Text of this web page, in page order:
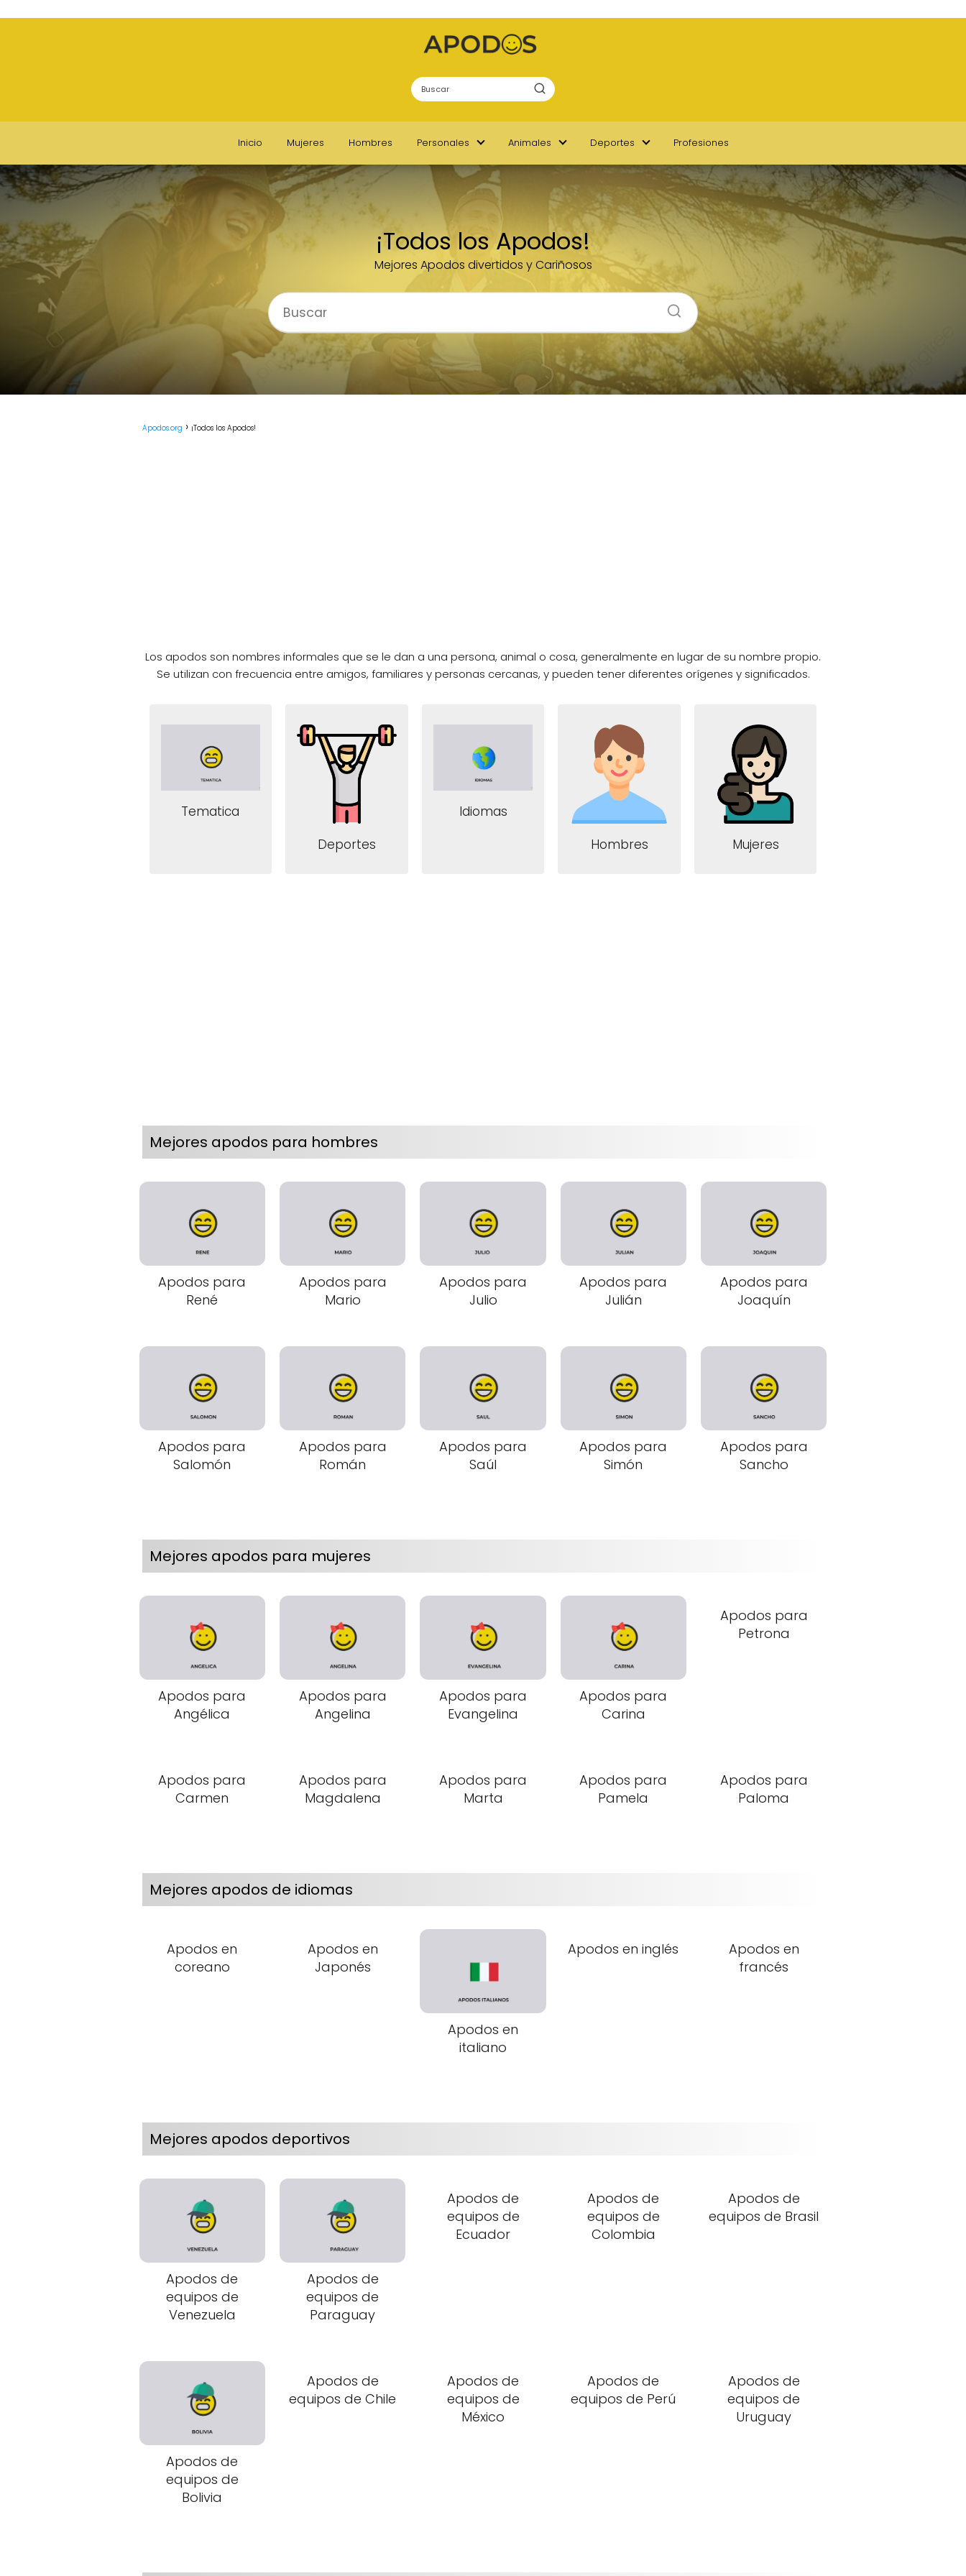
Inicio Mujeres Hombres Personales Animales Deportes Profesiones
¡Todos los Apodos!
Mejores Apodos divertidos y Cariñosos
Apodos.org ¡Todos los Apodos!
Los apodos son nombres informales que se le dan a una persona, animal o cosa, generalmente en lugar de su nombre propio.
Se utilizan con frecuencia entre amigos, familiares y personas cercanas, y pueden tener diferentes orígenes y significados.
Tematica
Deportes
Idiomas
Hombres
Mujeres
Mejores apodos para hombres
Apodos para
René
Apodos para
Mario
Apodos para
Julio
Apodos para
Julián
Apodos para
Joaquín
Apodos para
Salomón
Apodos para
Román
Apodos para
Saúl
Apodos para
Simón
Apodos para
Sancho
Mejores apodos para mujeres
Apodos para
Angélica
Apodos para
Angelina
Apodos para
Evangelina
Apodos para
Carina
Apodos para
Petrona
Apodos para
Carmen
Apodos para
Magdalena
Apodos para
Marta
Apodos para
Pamela
Apodos para
Paloma
Mejores apodos de idiomas
Apodos en
coreano
Apodos en
Japonés
Apodos en
italiano
Apodos en inglés
Apodos en
francés
Mejores apodos deportivos
Apodos de
equipos de
Venezuela
Apodos de
equipos de
Paraguay
Apodos de
equipos de
Ecuador
Apodos de
equipos de
Colombia
Apodos de
equipos de Brasil
Apodos de
equipos de
Bolivia
Apodos de
equipos de Chile
Apodos de
equipos de
México
Apodos de
equipos de Perú
Apodos de
equipos de
Uruguay